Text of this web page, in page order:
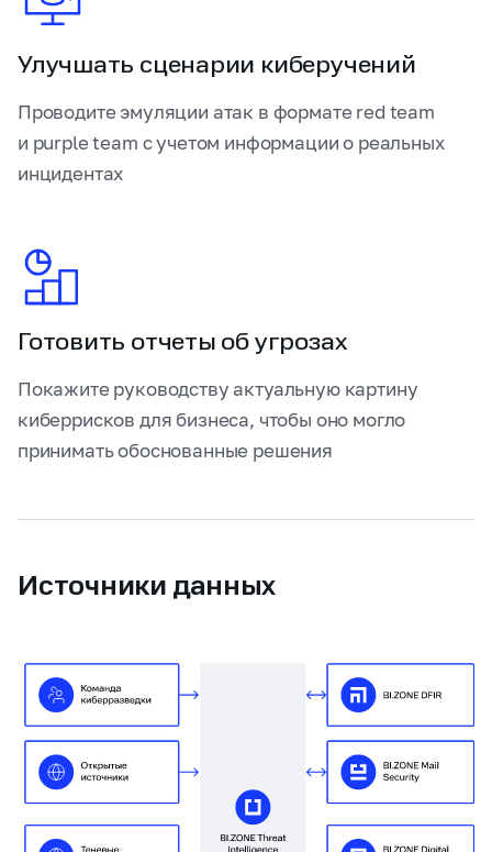
Улучшать сценарии киберучений
Проводите эмуляции атак в формате red team
и purple team с учетом информации о реальных
инцидентах
Готовить отчеты об угрозах
Покажите руководству актуальную картину
киберрисков для бизнеса, чтобы оно могло
принимать обоснованные решения
Источники данных